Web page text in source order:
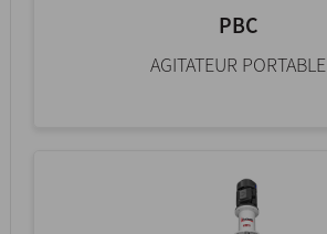
PBC
AGITATEUR PORTABLE